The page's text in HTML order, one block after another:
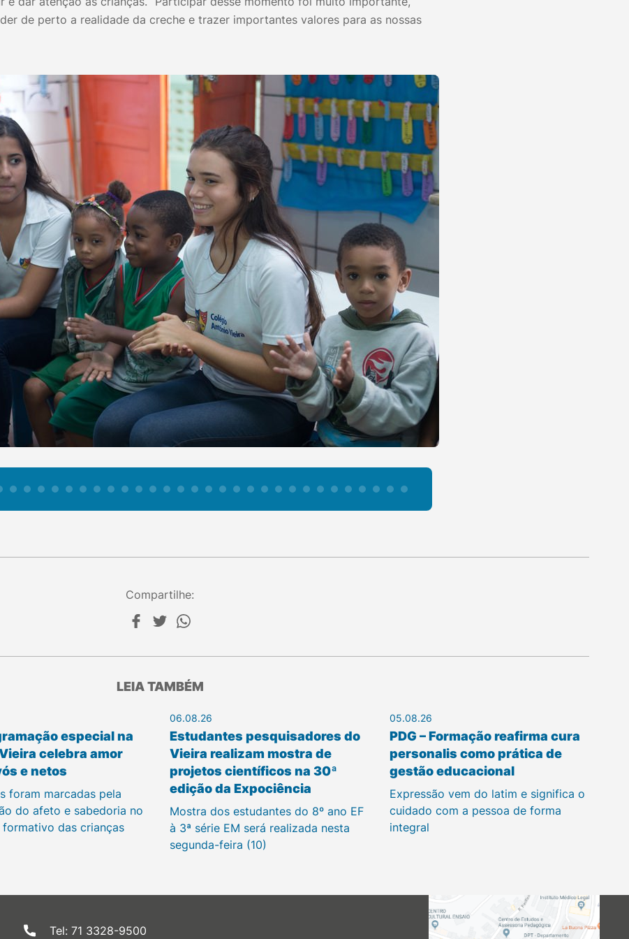
de perto a realidade da creche e trazer importantes valores para as nossas
Compartilhe:
LEIA TAMBÉM
especial na
celebra amor
e netos
foram marcadas pela
do afeto e sabedoria no
formativo das crianças
06.08.26
Estudantes pesquisadores do
Vieira realizam mostra de
projetos científicos na 30ª
edição da Expociência
Mostra dos estudantes do 8º ano EF
à 3ª série EM será realizada nesta
segunda-feira (10)
05.08.26
PDG – Formação reafirma cura
personalis como prática de
gestão educacional
Expressão vem do latim e significa o
cuidado com a pessoa de forma
integral
Tel: 71 3328-9500